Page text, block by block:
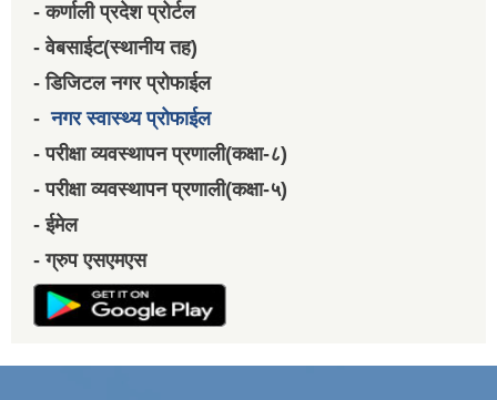
- कर्णाली प्रदेश प्रोर्टल
- वेबसाईट(स्थानीय तह)
- डिजिटल नगर प्रोफाईल
-नगर स्वास्थ्य प्रोफाईल
- परीक्षा व्यवस्थापन प्रणाली(कक्षा-८)
- परीक्षा व्यवस्थापन प्रणाली(कक्षा-५)
- ईमेल
- ग्रुप एसएमएस